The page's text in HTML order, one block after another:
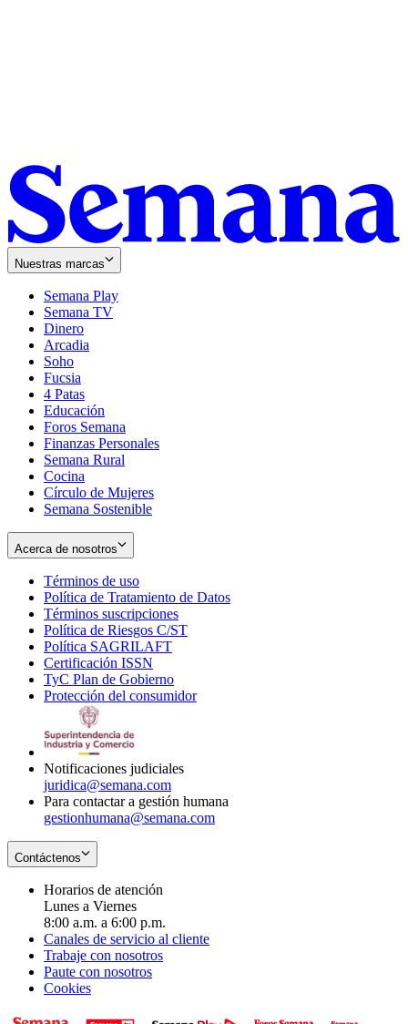
Nuestras marcas
Semana Play
Semana TV
Dinero
Arcadia
Soho
in
new
window
Fucsia
in
new
window
4 Patas
Educación
Foros Semana
Finanzas Personales
Semana Rural
Cocina
Círculo de Mujeres
Semana Sostenible
Acerca de nosotros
Términos de uso
in
new
window
Política de Tratamiento de Datos
Términos suscripciones
in
Política de Riesgos C/ST
Política SAGRILAFT
new
window
Certificación ISSN
in
new
TyC Plan de Gobierno
in
Protección del consumidorOpens
Notificaciones judiciales
juridica@semana.com
Para contactar a gestión humana
gestionhumana@semana.com
Contáctenos
Horarios de atención
Lunes a Viernes
8:00 a.m. a 6:00 p.m.
Canales de servicio al cliente
Trabaje con nosotros
Paute con nosotros
Cookies